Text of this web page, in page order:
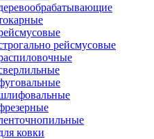
рейсмусовые
ковки